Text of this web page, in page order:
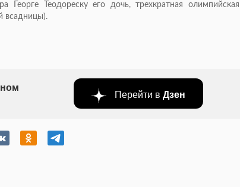
Георге Теодореску его дочь, трехкратная олимпийская
всадницы).
Перейти в Дзен